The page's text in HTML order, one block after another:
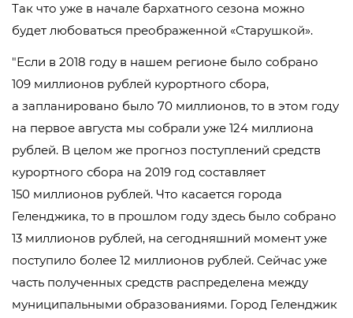
Так что уже в начале бархатного сезона можно
будет любоваться преображенной «Старушкой».
Если в 2018 году в нашем регионе было собрано
109 миллионов рублей курортного сбора,
а запланировано было 70 миллионов, то в этом году
на первое августа мы собрали уже 124 миллиона
рублей. В целом же прогноз поступлений средств
курортного сбора на 2019 год составляет
150 миллионов рублей. Что касается города
Геленджика, то в прошлом году здесь было собрано
13 миллионов рублей, на сегодняшний момент уже
поступило более 12 миллионов рублей. Сейчас уже
часть полученных средств распределена между
муниципальными образованиями. Город Геленджик